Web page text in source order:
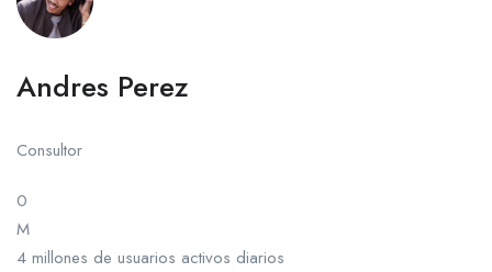
Andres Perez
Consultor
0
M
4 millones de usuarios activos diarios